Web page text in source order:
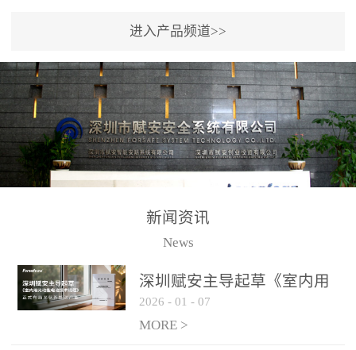
事故频发，传统的火灾探
测方法已无法满足要求。
尤其是目前众多的大型影
剧院、会议展览中心、体
育馆、大型仓库和隧道空
间等，其建筑结构特殊、
火灾隐患多。一旦发生火
传统的火灾关测器无法被
及时缺发，不能及早发现
和有效扑救火火，这不仅
用了具有仲裁机制和冗余
校验的总线传输技术、线
路状态检测与保护技术、
后向光电感烟探测技术、
高可靠的系统抗干扰技术
等多项专利技术和专有技
警领域三十多年技术积累
和工程实践的结晶。
进入产品频道>>
新闻资讯
News
深圳赋安主导起草《室内用
光动能电池技术规程》 正式
布局光伏新能源产业
2026 - 01 - 07
MORE >